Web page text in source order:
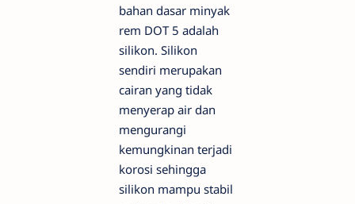
bahan dasar minyak
rem DOT 5 adalah
silikon. Silikon
sendiri merupakan
cairan yang tidak
menyerap air dan
mengurangi
kemungkinan terjadi
korosi sehingga
silikon mampu stabil